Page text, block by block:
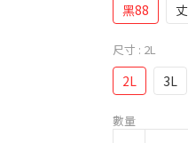
黑88
尺寸 : 2L
2L 3L
數量